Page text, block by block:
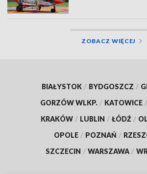
ZOBACZ WIĘCEJ
BIAŁYSTOK / BYDGOSZCZ /
GORZÓW WLKP. / KATOWICE /
KRAKÓW / LUBLIN / ŁÓDŹ /
OPOLE / POZNAŃ /
SZCZECIN / WARSZAWA /